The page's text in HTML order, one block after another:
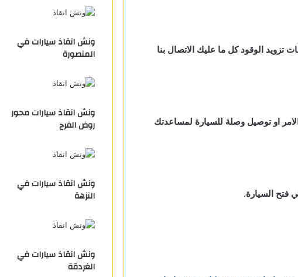
الوقود كل ما عليك الاتصال بنا
او توصيل وصلة للسيارة لمساعدتك
فتح السيارة.
ونش انقاذ سيارات في
المنصورة
ونش انقاذ سيارات محور
روض الفرج
ونش انقاذ سيارات في
النزهة
ونش انقاذ سيارات في
الغردقة